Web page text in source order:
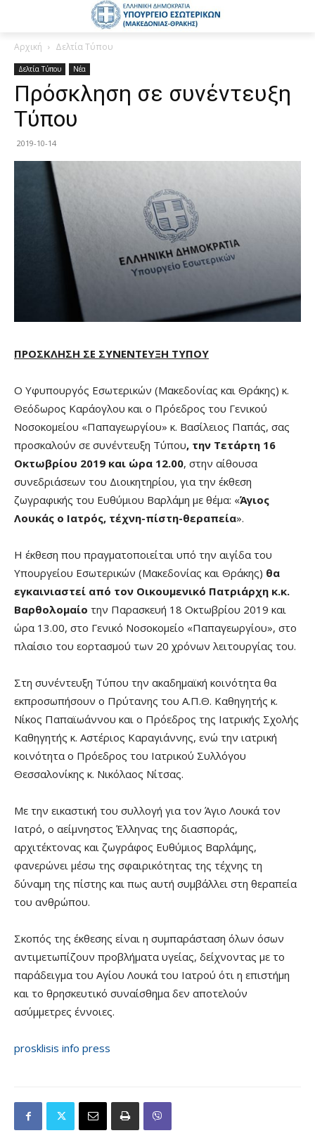
Αρχική Δελτία Τύπου
Δελτία Τύπου Νέα
Πρόσκληση σε συνέντευξη
Τύπου
2019-10-14
ΠΡΟΣΚΛΗΣΗ ΣΕ ΣΥΝΕΝΤΕΥΞΗ ΤΥΠΟΥ
Ο Υφυπουργός Εσωτερικών (Μακεδονίας και Θράκης) κ.
Θεόδωρος Καράογλου και ο Πρόεδρος του Γενικού
Νοσοκομείου «Παπαγεωργίου» κ. Βασίλειος Παπάς, σας
προσκαλούν σε συνέντευξη Τύπου, την Τετάρτη 16
Οκτωβρίου 2019 και ώρα 12.00, στην αίθουσα
συνεδριάσεων του Διοικητηρίου, για την έκθεση
ζωγραφικής του Ευθύμιου Βαρλάμη με θέμα: «Άγιος
Λουκάς ο Ιατρός, τέχνη-πίστη-θεραπεία».
Η έκθεση που πραγματοποιείται υπό την αιγίδα του
Υπουργείου Εσωτερικών (Μακεδονίας και Θράκης) θα
εγκαινιαστεί από τον Οικουμενικό Πατριάρχη κ.κ.
Βαρθολομαίο την Παρασκευή 18 Οκτωβρίου 2019 και
ώρα 13.00, στο Γενικό Νοσοκομείο «Παπαγεωργίου», στο
πλαίσιο του εορτασμού των 20 χρόνων λειτουργίας του.
Στη συνέντευξη Τύπου την ακαδημαϊκή κοινότητα θα
εκπροσωπήσουν ο Πρύτανης του Α.Π.Θ. Καθηγητής κ.
Νίκος Παπαϊωάννου και ο Πρόεδρος της Ιατρικής Σχολής
Καθηγητής κ. Αστέριος Καραγιάννης, ενώ την ιατρική
κοινότητα ο Πρόεδρος του Ιατρικού Συλλόγου
Θεσσαλονίκης κ. Νικόλαος Νίτσας.
Με την εικαστική του συλλογή για τον Άγιο Λουκά τον
Ιατρό, ο αείμνηστος Έλληνας της διασποράς,
αρχιτέκτονας και ζωγράφος Ευθύμιος Βαρλάμης,
φανερώνει μέσω της σφαιρικότητας της τέχνης τη
δύναμη της πίστης και πως αυτή συμβάλλει στη θεραπεία
του ανθρώπου.
Σκοπός της έκθεσης είναι η συμπαράσταση όλων όσων
αντιμετωπίζουν προβλήματα υγείας, δείχνοντας με το
παράδειγμα του Αγίου Λουκά του Ιατρού ότι η επιστήμη
και το θρησκευτικό συναίσθημα δεν αποτελούν
ασύμμετρες έννοιες.
prosklisis info press